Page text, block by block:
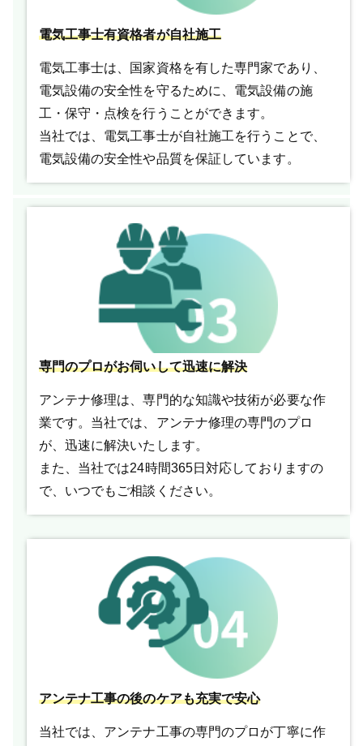
電気工事士有資格者が自社施工
電気工事士は、国家資格を有した専門家であり、
電気設備の安全性を守るために、電気設備の施
工・保守・点検を行うことができます。
当社では、電気工事士が自社施工を行うことで、
電気設備の安全性や品質を保証しています。
専門のプロがお伺いして迅速に解決
アンテナ修理は、専門的な知識や技術が必要な作
業です。当社では、アンテナ修理の専門のプロ
が、迅速に解決いたします。
また、当社では24時間365日対応しておりますの
で、いつでもご相談ください。
アンテナ工事の後のケアも充実で安心
当社では、アンテナ工事の専門のプロが丁寧に作